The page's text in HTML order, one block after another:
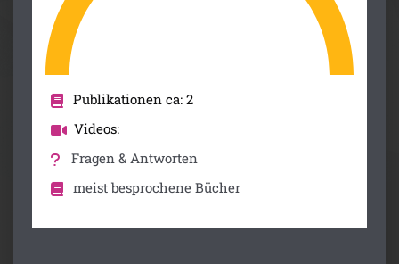
Publikationen ca: 2
Videos:
Fragen & Antworten
meist besprochene Bücher